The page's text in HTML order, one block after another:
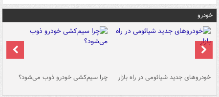
خودرو
خودروهای جدید شیائومی در راه بازار چرا سیم‌کشی خودرو ذوب می‌شود؟